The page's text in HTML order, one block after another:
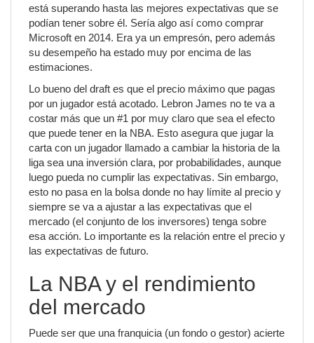
está superando hasta las mejores expectativas que se
podían tener sobre él. Sería algo así como comprar
Microsoft en 2014. Era ya un empresón, pero además
su desempeño ha estado muy por encima de las
estimaciones.
Lo bueno del draft es que el precio máximo que pagas
por un jugador está acotado. Lebron James no te va a
costar más que un #1 por muy claro que sea el efecto
que puede tener en la NBA. Esto asegura que jugar la
carta con un jugador llamado a cambiar la historia de la
liga sea una inversión clara, por probabilidades, aunque
luego pueda no cumplir las expectativas. Sin embargo,
esto no pasa en la bolsa donde no hay límite al precio y
siempre se va a ajustar a las expectativas que el
mercado (el conjunto de los inversores) tenga sobre
esa acción. Lo importante es la relación entre el precio y
las expectativas de futuro.
La NBA y el rendimiento
del mercado
Puede ser que una franquicia (un fondo o gestor) acierte